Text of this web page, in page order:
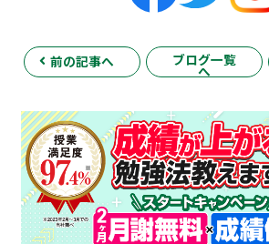
前の記事へ ブログ一覧
へ